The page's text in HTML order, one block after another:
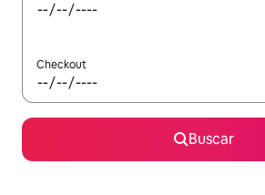
Checkout
Buscar